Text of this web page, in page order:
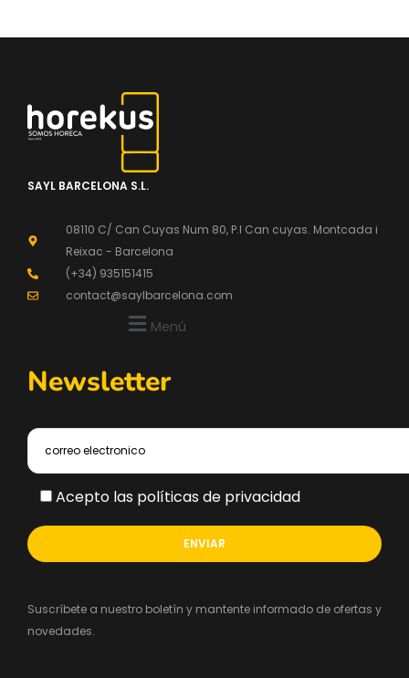
SAYL BARCELONA S.L.
08110 C/ Can Cuyas Num 80, P.l Can cuyas. Montcada i
Reixac - Barcelona
(+34) 935151415
contact@saylbarcelona.com
Menú
Newsletter
Acepto las políticas de privacidad
Suscríbete a nuestro boletín y mantente informado de ofertas y
novedades.